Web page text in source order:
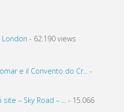
- 62.190 views
e il Convento do Cr...-
– Sky Road – ...
- 15.066